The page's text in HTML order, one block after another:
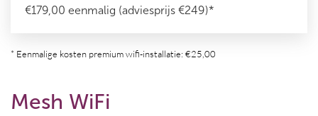
€179,00 eenmalig (adviesprijs €249)*
* Eenmalige kosten premium wifi-installatie: €25,00
Mesh WiFi